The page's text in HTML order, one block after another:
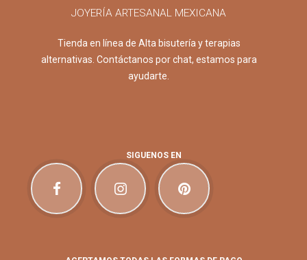
JOYERÍA ARTESANAL MEXICANA
Tienda en línea de Alta bisutería y terapias
alternativas. Contáctanos por chat, estamos para
ayudarte.
SIGUENOS EN